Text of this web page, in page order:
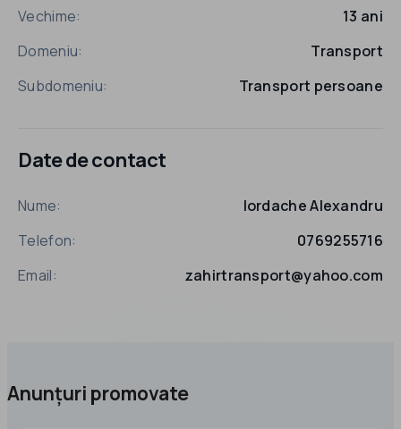
Vechime:
13 ani
Domeniu:
Transport
Subdomeniu:
Transport persoane
Date de contact
Nume:
Iordache Alexandru
Telefon:
0769255716
Email:
zahirtransport@yahoo.com
Anunțuri promovate